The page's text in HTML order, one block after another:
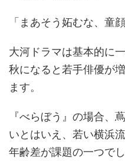
「まあそう妬むな、童顔
大河ドラマは基本的に
秋になると若手俳優が
ます。
『べらぼう』の場合、
いとはいえ、若い横浜
年齢差が課題の一つでし